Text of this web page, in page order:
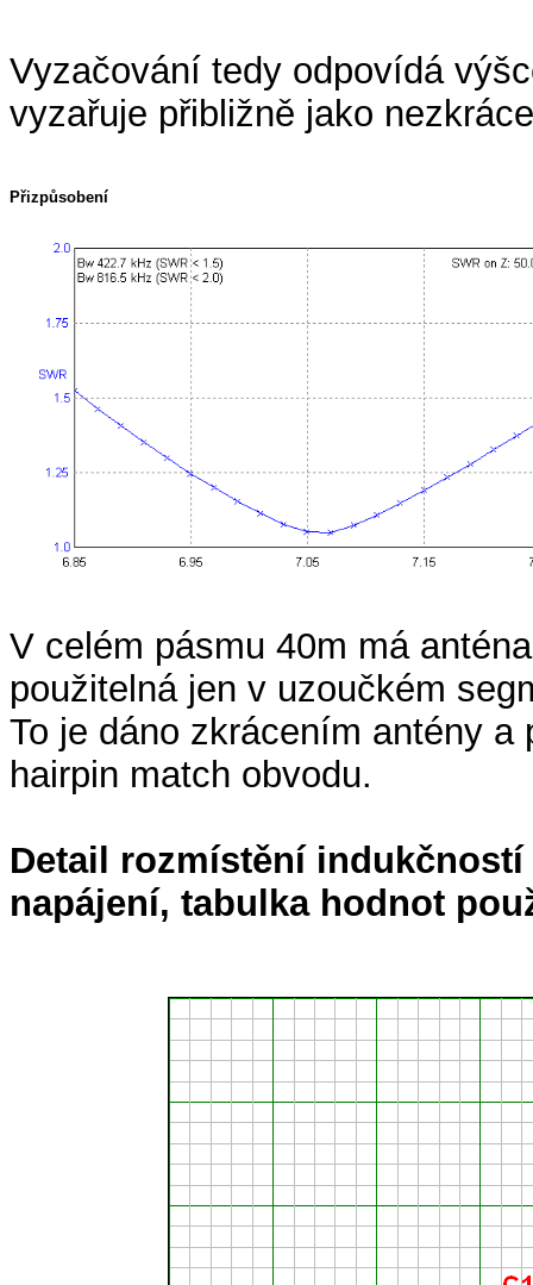
Vyzačování tedy odpovídá
vyzařuje přibližně jako
Přizpůsobení
V celém pásmu 40m má
použitelná jen v uzoučkém
To je dáno zkrácením antény
hairpin match obvodu.
Detail rozmístění
napájení, tabulka hodnot